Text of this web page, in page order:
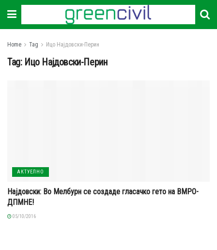
Home Tag Ицо Најдовски-Перин
Tag: Ицо Најдовски-Перин
АКТУЕЛНО
Најдовски: Во Мелбурн се создаде гласачко гето на ВМРО-
ДПМНЕ!
05/10/2016